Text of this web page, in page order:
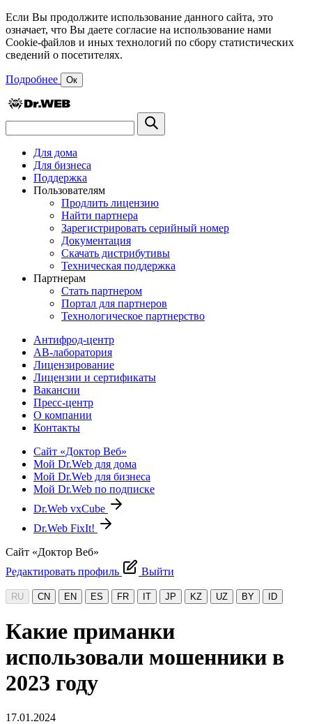
Если Вы продолжите использование данного сайта, это
означает, что Вы даете согласие на использование нами
Cookie-файлов и иных технологий по сбору статистических
сведений о посетителях.
Подробнее Ок
Для дома
Для бизнеса
Поддержка
Пользователям
Продлить лицензию
Найти партнера
Зарегистрировать серийный номер
Документация
Скачать дистрибутивы
Техническая поддержка
Партнерам
Стать партнером
Портал для партнеров
Технологическое партнерство
Антифрод-центр
АВ-лаборатория
Лицензирование
Лицензии и сертификаты
Вакансии
Пресс-центр
О компании
Контакты
Сайт «Доктор Веб»
Мой Dr.Web для дома
Мой Dr.Web для бизнеса
Мой Dr.Web по подписке
Dr.Web vxCube
Dr.Web FixIt!
Сайт «Доктор Веб»
Редактировать профиль
Выйти
RU CN EN ES FR IT JP KZ UZ BY ID
Какие приманки
использовали мошенники в
2023 году
17.01.2024